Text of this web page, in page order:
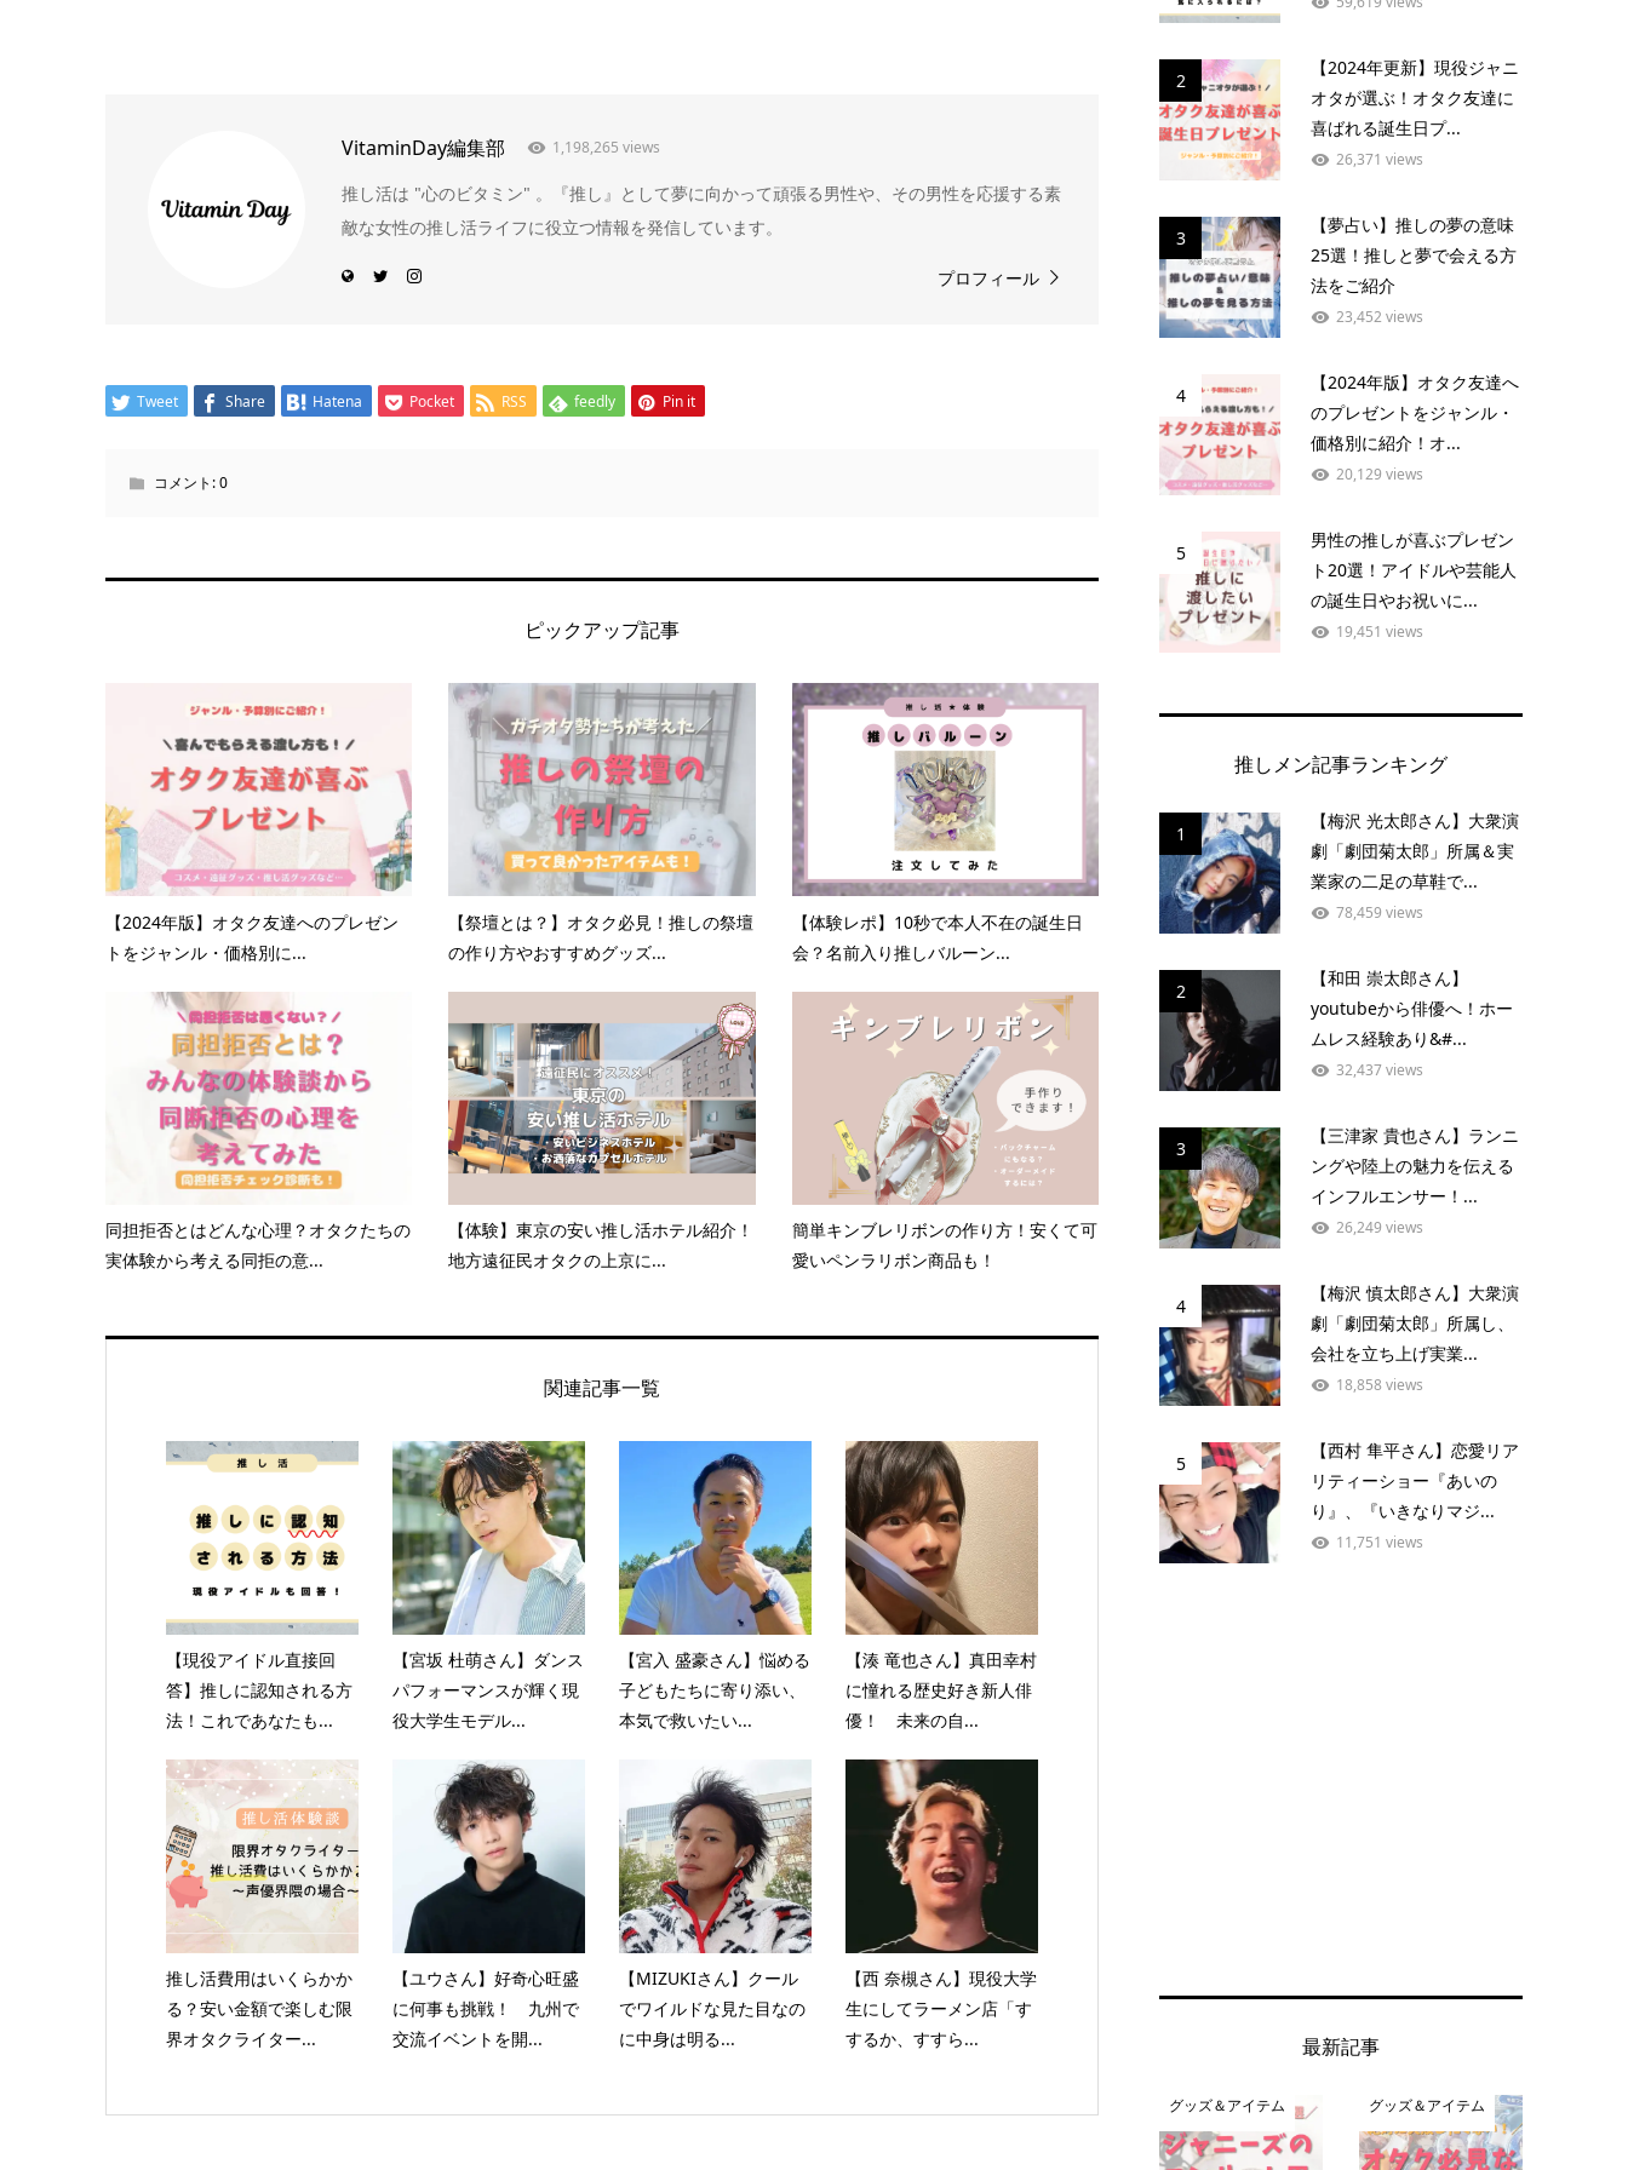
VitaminDay編集部 1,198,265 views
推し活は "心のビタミン" 。『推し』として夢に向かって頑張る男性や、その男性を応援する素
敵な女性の推し活ライフに役立つ情報を発信しています。
プロフィール
Tweet Share Hatena Pocket RSS feedly Pin it
コメント:0
ピックアップ記事
【2024年版】オタク友達へのプレゼン
トをジャンル・価格別に...
【祭壇とは？】オタク必見！推しの祭壇
の作り方やおすすめグッズ...
【体験レポ】10秒で本人不在の誕生日
会？名前入り推しバルーン...
同担拒否とはどんな心理？オタクたちの
実体験から考える同拒の意...
【体験】東京の安い推し活ホテル紹介！
地方遠征民オタクの上京に...
簡単キンブレリボンの作り方！安くて可
愛いペンラリボン商品も！
関連記事一覧
【現役アイドル直接回
答】推しに認知される方
法！これであなたも...
【宮坂 杜萌さん】ダンス
パフォーマンスが輝く現
役大学生モデル...
【宮入 盛豪さん】悩める
子どもたちに寄り添い、
本気で救いたい...
【湊 竜也さん】真田幸村
に憧れる歴史好き新人俳
優！ 未来の自...
推し活費用はいくらかか
る？安い金額で楽しむ限
界オタクライター...
【ユウさん】好奇心旺盛
に何事も挑戦！ 九州で
交流イベントを開...
【MIZUKIさん】クール
でワイルドな見た目なの
に中身は明る...
【西 奈槻さん】現役大学
生にしてラーメン店「す
するか、すすら...
2
【2024年更新】現役ジャニ
オタが選ぶ！オタク友達に
喜ばれる誕生日プ...
26,371 views
3
【夢占い】推しの夢の意味
25選！推しと夢で会える方
法をご紹介
23,452 views
4
【2024年版】オタク友達へ
のプレゼントをジャンル・
価格別に紹介！オ...
20,129 views
5
男性の推しが喜ぶプレゼン
ト20選！アイドルや芸能人
の誕生日やお祝いに...
19,451 views
推しメン記事ランキング
1
【梅沢 光太郎さん】大衆演
劇「劇団菊太郎」所属＆実
業家の二足の草鞋で...
78,459 views
2
【和田 崇太郎さん】
youtubeから俳優へ！ホー
ムレス経験あり&#...
32,437 views
3
【三津家 貴也さん】ランニ
ングや陸上の魅力を伝える
インフルエンサー！...
26,249 views
4
【梅沢 慎太郎さん】大衆演
劇「劇団菊太郎」所属し、
会社を立ち上げ実業...
18,858 views
5
【西村 隼平さん】恋愛リア
リティーショー『あいの
り』、『いきなりマジ...
11,751 views
最新記事
グッズ＆アイテム グッズ＆アイテム